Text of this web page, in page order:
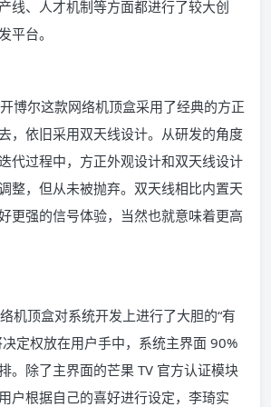
线、人才机制等方面都进行了较大创
平台。
博尔这款网络机顶盒采用了经典的方正
，依旧采用双天线设计。从研发的角度
代过程中，方正外观设计和双天线设计
整，但从未被抛弃。双天线相比内置天
更强的信号体验，当然也就意味着更高
机顶盒对系统开发上进行了大胆的“有
定权放在用户手中，系统主界面 90%
。除了主界面的芒果 TV 官方认证模块
户根据自己的喜好进行设定，李琦实